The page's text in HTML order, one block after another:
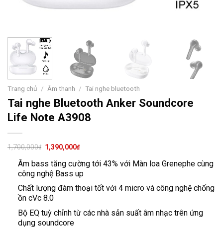
Trang chủ / Âm thanh / Tai nghe bluetooth
Tai nghe Bluetooth Anker Soundcore
Life Note A3908
1,700,000₫ 1,390,000₫
Âm bass tăng cường tới 43% với Màn loa Grenephe cùng
công nghệ Bass up
Chất lượng đàm thoại tốt với 4 micro và công nghệ chống
ồn cVc 8.0
Bộ EQ tuỳ chỉnh từ các nhà sản suất âm nhạc trên ứng
dụng soundcore